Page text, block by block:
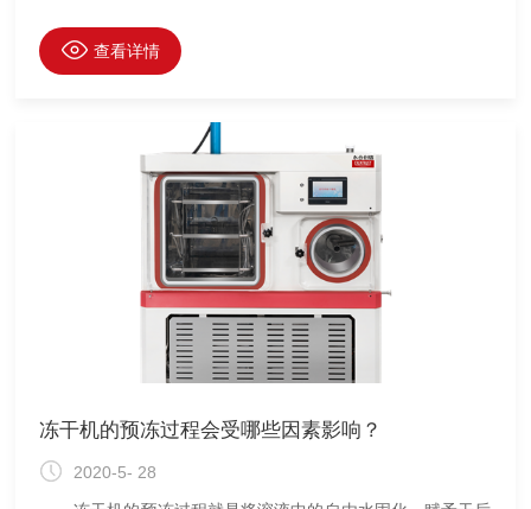
由于板层的结构要考虑板层的强度，板层在压塞时要承受一定
的压力，要有足够的强度防止塑性变形的发生。同时板层又要
时板层表面的粗糙度也要达到一定的要求，一般均要达到
Ra≤0.4 μm，板层制作过程中，由于焊接的变形，焊接后的热
查看详情
冻干机的预冻过程会受哪些因素影响？
2020-5- 28